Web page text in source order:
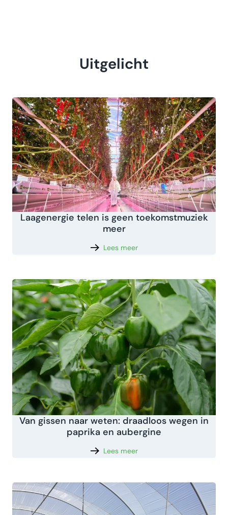
Uitgelicht
Laagenergie telen is geen toekomstmuziek
meer
Lees meer
Van gissen naar weten: draadloos wegen in
paprika en aubergine
Lees meer